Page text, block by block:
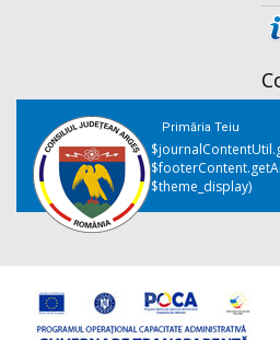
Primăria Teiu
$theme_display)